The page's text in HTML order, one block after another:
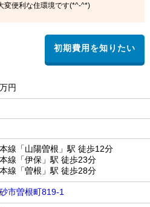
変便利な住環境です(*^-^*)
円
線「山陽曽根」駅 徒歩12分
線「伊保」駅 徒歩23分
本線「曽根」駅 徒歩28分
市曽根町819-1